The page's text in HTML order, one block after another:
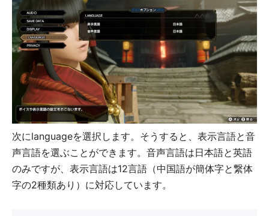
次にlanguageを選択します。そうすると、表示言語と音
声言語を選ぶことができます。音声言語は日本語と英語
のみですが、表示言語は12言語（中国語が簡体字と繋体
字の2種類あり）に対応しています。